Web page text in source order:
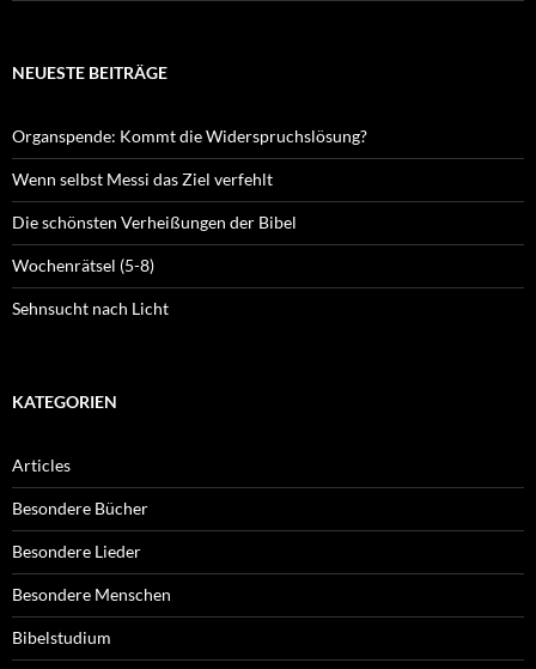
NEUESTE BEITRÄGE
Organspende: Kommt die Widerspruchslösung?
Wenn selbst Messi das Ziel verfehlt
Die schönsten Verheißungen der Bibel
Wochenrätsel (5-8)
Sehnsucht nach Licht
KATEGORIEN
Articles
Besondere Bücher
Besondere Lieder
Besondere Menschen
Bibelstudium